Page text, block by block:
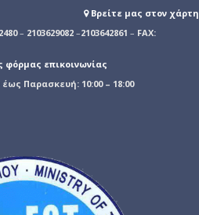
Βρείτε μας στον χάρτη
– 2103629082 –2103642861 – FAX:
επικοινωνίας
Παρασκευή: 10:00 – 18:00